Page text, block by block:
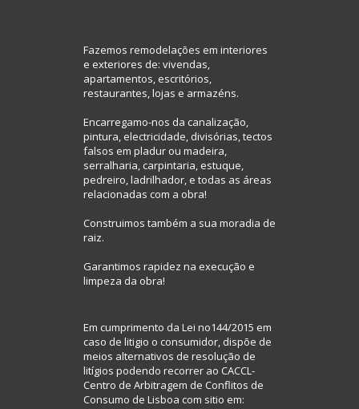
Fazemos remodelações em interiores
e exteriores de: vivendas,
apartamentos, escritórios,
restaurantes, lojas e armazéns.
Encarregamo-nos da canalização,
pintura, electricidade, divisórias, tectos
falsos em pladur ou madeira,
serralharia, carpintaria, estuque,
pedreiro, ladrilhador, e todas as áreas
relacionadas com a obra!
Construimos também a sua moradia de
raiz.
Garantimos rapidez na execução e
limpeza da obra!
Em cumprimento da Lei no144/2015 em
caso de litigio o consumidor, dispõe de
meios alternativos de resolução de
litígios podendo recorrer ao CACCL-
Centro de Arbitragem de Conflitos de
Consumo de Lisboa com sitio em: